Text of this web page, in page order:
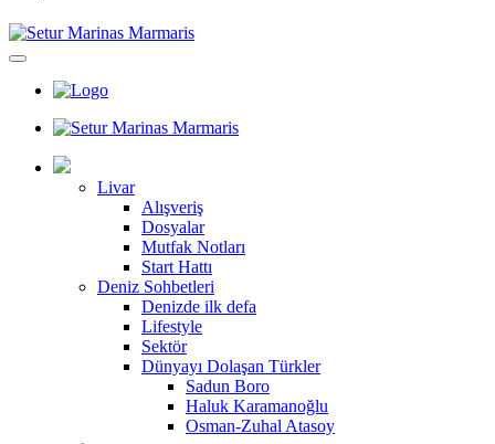
Livar
Alışveriş
Dosyalar
Mutfak Notları
Start Hattı
Deniz Sohbetleri
Denizde ilk defa
Lifestyle
Sektör
Dünyayı Dolaşan Türkler
Sadun Boro
Haluk Karamanoğlu
Osman-Zuhal Atasoy